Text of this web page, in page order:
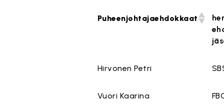
Puheenjohtajaehdokkaat
Hirvonen Petri
Vuori Kaarina